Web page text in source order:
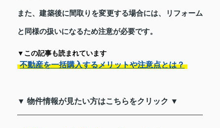
また、建築後に間取りを変更する場合には、リフォーム
と同様の扱いになるため注意が必要です。
▼この記事も読まれています
不動産を一括購入するメリットや注意点とは？
▼ 物件情報が見たい方はこちらをクリック ▼